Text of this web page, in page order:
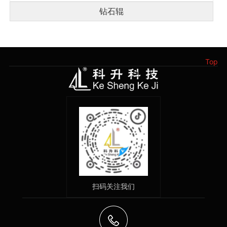
钻石辊
Top
扫码关注我们